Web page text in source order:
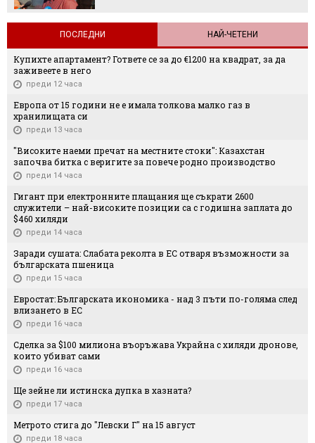
ПОСЛЕДНИ НАЙ-ЧЕТЕНИ
Купихте апартамент? Гответе се за до €1200 на квадрат, за да
заживеете в него
преди 12 часа
Европа от 15 години не е имала толкова малко газ в
хранилищата си
преди 13 часа
"Високите наеми пречат на местните стоки": Казахстан
започва битка с веригите за повече родно производство
преди 14 часа
Гигант при електронните плащания ще съкрати 2600
служители – най-високите позиции са с годишна заплата до
$460 хиляди
преди 14 часа
Заради сушата: Слабата реколта в ЕС отваря възможности за
българската пшеница
преди 15 часа
Евростат: Българската икономика - над 3 пъти по-голяма след
влизането в ЕС
преди 16 часа
Сделка за $100 милиона въоръжава Украйна с хиляди дронове,
които убиват сами
преди 16 часа
Ще зейне ли истинска дупка в хазната?
преди 17 часа
Метрото стига до "Левски Г" на 15 август
преди 18 часа